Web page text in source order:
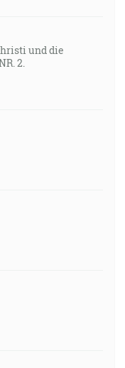
und die
2.